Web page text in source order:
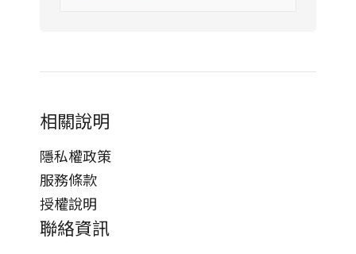
相關說明
隱私權政策
服務條款
授權說明
聯絡資訊